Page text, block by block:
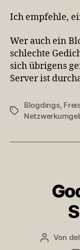
Ich empfehle,
Wer auch ein
schlechte
sich übrigens
Server ist
Schlagwörter
Blogdings,
Von